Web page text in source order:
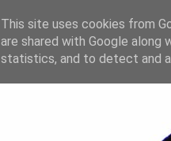
This site uses cookies from
are shared with Google
statistics, and to detect and